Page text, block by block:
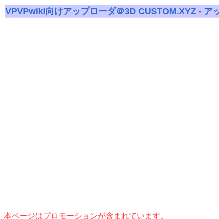
VPVPwiki向けアップローダ＠3D CUSTOM.XYZ - ア
本ページはプロモーションが含まれています。